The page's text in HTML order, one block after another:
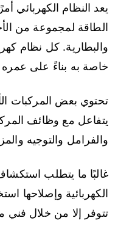
يعد النظام الكهربائي
الطاقة لمجموعة من
والبطارية. كل نظام
خاصة به بناءً على
تحتوي بعض المركبات
يتفاعل مع وظائف
والفرامل والتوجيه
غالبًا ما يتطلب
الكهربائية وإصلاحها
تتوفر إلا من خلال